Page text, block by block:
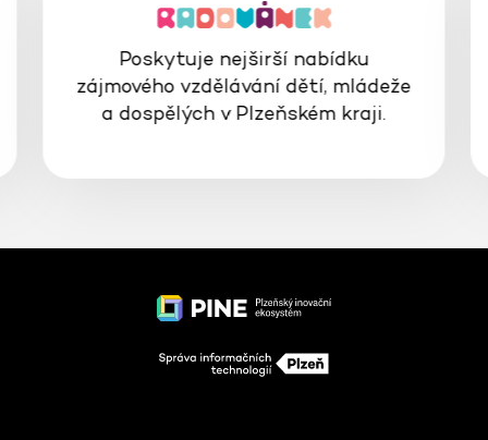
Poskytuje nejširší nabídku
zájmového vzdělávání dětí, mládeže
a dospělých v Plzeňském kraji.